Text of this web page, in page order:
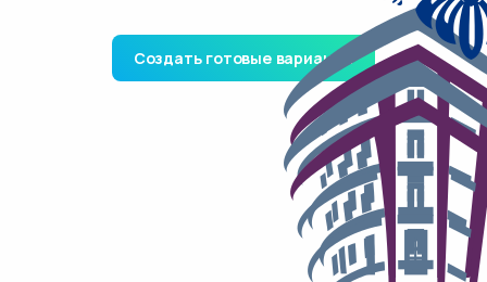
Создать готовые варианты